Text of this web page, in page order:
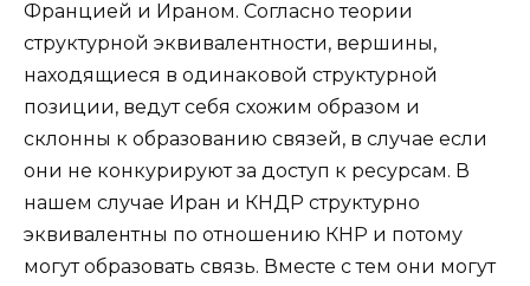
Францией и Ираном. Согласно теории
структурной эквивалентности, вершины,
находящиеся в одинаковой структурной
позиции, ведут себя схожим образом и
склонны к образованию связей, в случае если
они не конкурируют за доступ к ресурсам. В
нашем случае Иран и КНДР структурно
эквивалентны по отношению КНР и потому
могут образовать связь. Вместе с тем они могут